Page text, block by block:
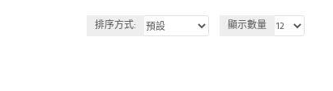
排序方式: 顯示數量